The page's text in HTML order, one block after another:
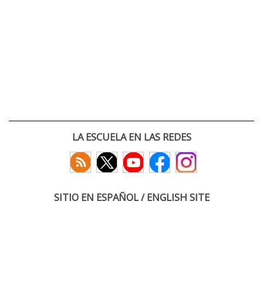
LA ESCUELA EN LAS REDES
SITIO EN ESPAÑOL / ENGLISH SITE